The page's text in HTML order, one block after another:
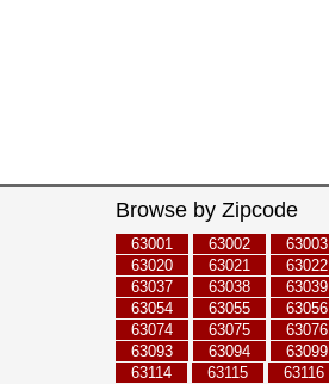
Browse by Zipcode
63001 63002 63003
63020
63021 63022
63037
63038 63039
63054
63055 63056
63074
63075 63076
63093
63094 63099
63114
63115 63116